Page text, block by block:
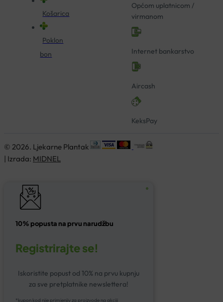
Košarica
Poklon
bon
Općom uplatnicom /
virmanom
Internet bankarstvo
Aircash
KeksPay
© 2026. Ljekarne Plantak
| Izrada: MIDNEL
10% popusta na prvu narudžbu
Registrirajte se!
Iskoristite popust od 10% na prvu kupnju
za sve pretplatnike newslettera!
*kupon kod nije primjenjiv za proizvode na akciji